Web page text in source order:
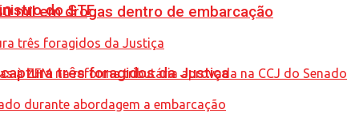
do STF
mil em drogas dentro de embarcação
três foragidos da Justiça